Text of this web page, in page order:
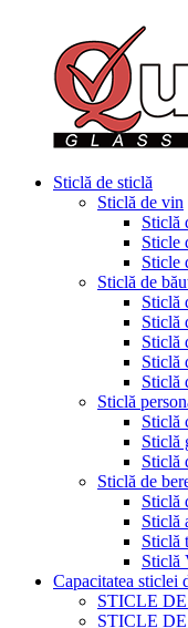
Sticlă de sticlă
Sticlă de vin
Sticlă
Sticle
Sticle
Sticlă de
Sticlă
Sticlă
Sticlă
Sticlă
Sticlă
Sticlă
Sticlă
Sticlă
Sticlă
Sticlă de
Sticlă
Sticlă
Sticlă
Sticlă
Capacitatea sticlei
STICLE
STICLE